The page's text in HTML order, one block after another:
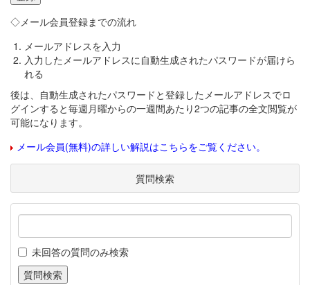
◇メール会員登録までの流れ
メールアドレスを入力
入力したメールアドレスに自動生成されたパスワードが届けら
れる
後は、自動生成されたパスワードと登録したメールアドレスでロ
グインすると毎週月曜からの一週間あたり2つの記事の全文閲覧が
可能になります。
メール会員(無料)の詳しい解説はこちらをご覧ください。
質問検索
未回答の質問のみ検索